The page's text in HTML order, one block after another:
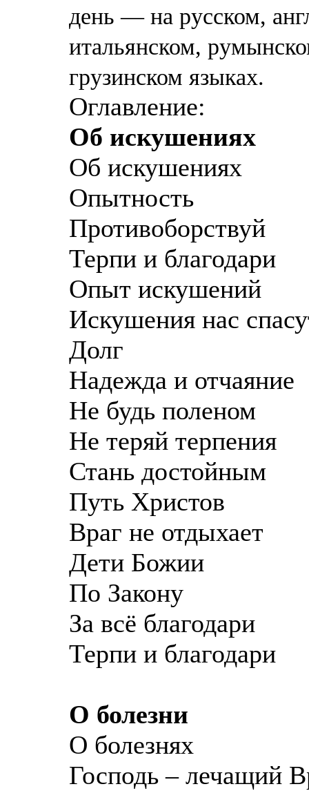
день — на русском,
итальянском,
грузинском языках.
Оглавление:
Об искушениях
Об искушениях
Опытность
Противоборствуй
Терпи и благодари
Опыт искушений
Искушения нас
Долг
Надежда и отчаяние
Не будь поленом
Не теряй терпения
Стань достойным
Путь Христов
Враг не отдыхает
Дети Божии
По Закону
За всё благодари
Терпи и благодари
О болезни
О болезнях
Господь – лечащий